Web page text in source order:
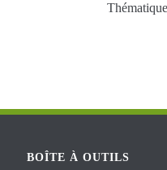
BOÎTE À OUTILS